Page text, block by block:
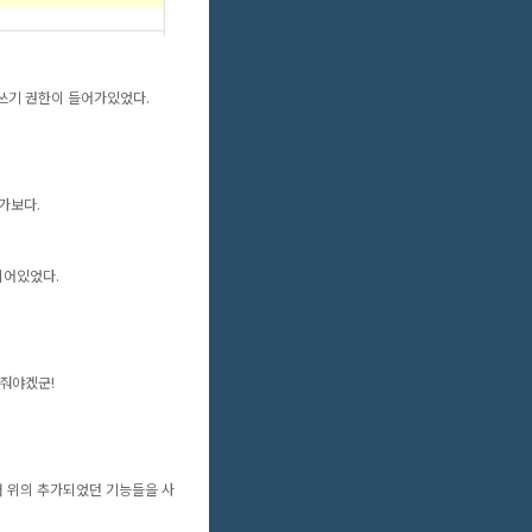
권한이 들어가있었다.
보다.
있었다.
야겠군!
의 추가되었던 기능들을 사